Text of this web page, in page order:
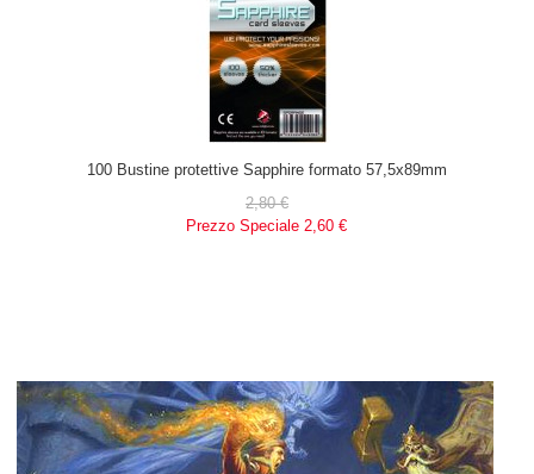
100 Bustine protettive Sapphire formato 57,5x89mm
2,80 €
Prezzo Speciale 2,60 €